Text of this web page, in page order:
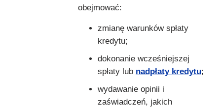
obejmować:
zmianę warunków spłaty
kredytu;
dokonanie wcześniejszej
spłaty lub nadpłaty kredytu;
wydawanie opinii i
zaświadczeń, jakich